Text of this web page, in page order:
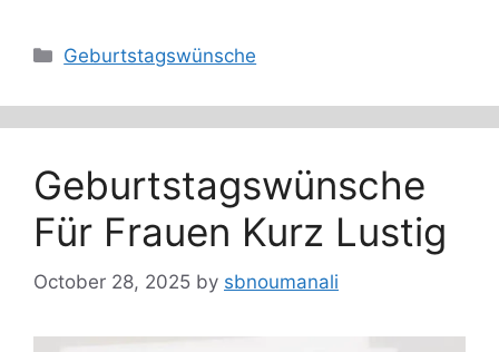
Categories
Geburtstagswünsche
Geburtstagswünsche
Für Frauen Kurz Lustig
October 28, 2025 by sbnoumanali